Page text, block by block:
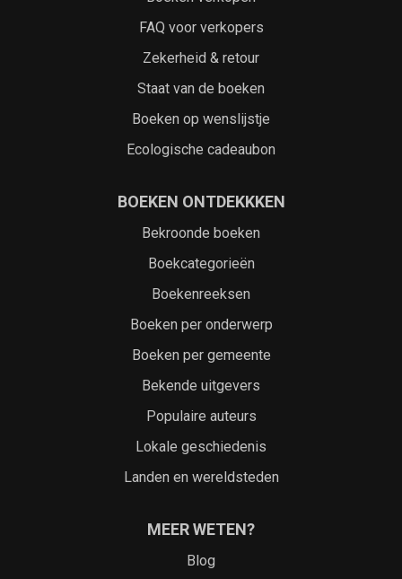
FAQ voor verkopers
Zekerheid & retour
Staat van de boeken
Boeken op wenslijstje
Ecologische cadeaubon
BOEKEN ONTDEKKKEN
Bekroonde boeken
Boekcategorieën
Boekenreeksen
Boeken per onderwerp
Boeken per gemeente
Bekende uitgevers
Populaire auteurs
Lokale geschiedenis
Landen en wereldsteden
MEER WETEN?
Blog